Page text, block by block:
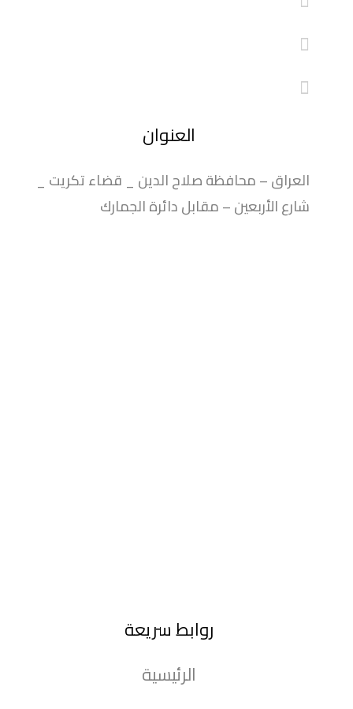
العنوان
العراق – محافظة صلاح الدين _ قضاء تكريت _
شارع الأربعين – مقابل دائرة الجمارك
روابط سريعة
الرئيسية